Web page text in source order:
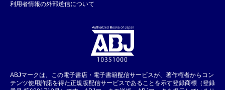
利用者情報の外部送信について
ABJマークは、この電子書店・電子書籍配信サービスが、著作権者からコン
テンツ使用許諾を得た正規版配信サービスであることを示す登録商標（登録